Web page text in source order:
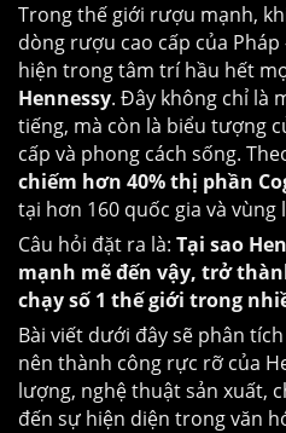
Trong thế giới rượu mạnh,
dòng rượu cao cấp của
hiện trong tâm trí hầu hết
Hennessy. Đây không chỉ là
tiếng, mà còn là biểu tượng
cấp và phong cách sống.
chiếm hơn 40% thị phần
tại hơn 160 quốc gia và vùng
Câu hỏi đặt ra là: Tại sao
mạnh mẽ đến vậy, trở
chạy số 1 thế giới trong
Bài viết dưới đây sẽ phân
nên thành công rực rỡ của
lượng, nghệ thuật sản xuất,
đến sự hiện diện trong văn